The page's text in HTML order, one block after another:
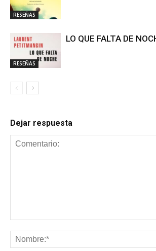
RESEÑAS
RESEÑAS
LO QUE FALTA DE
Dejar respuesta